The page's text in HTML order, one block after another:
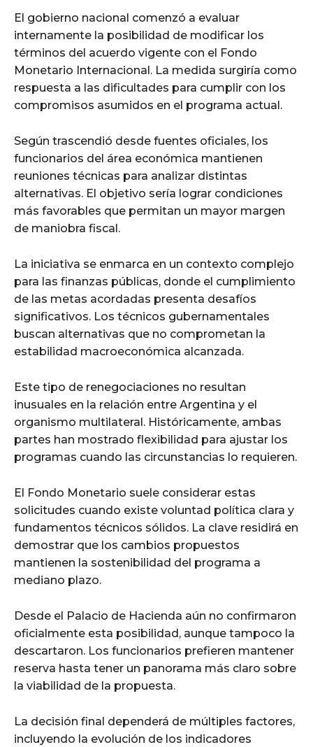
El gobierno nacional comenzó a evaluar
internamente la posibilidad de modificar los
términos del acuerdo vigente con el Fondo
Monetario Internacional. La medida surgiría como
respuesta a las dificultades para cumplir con los
compromisos asumidos en el programa actual.
Según trascendió desde fuentes oficiales, los
funcionarios del área económica mantienen
reuniones técnicas para analizar distintas
alternativas. El objetivo sería lograr condiciones
más favorables que permitan un mayor margen
de maniobra fiscal.
La iniciativa se enmarca en un contexto complejo
para las finanzas públicas, donde el cumplimiento
de las metas acordadas presenta desafíos
significativos. Los técnicos gubernamentales
buscan alternativas que no comprometan la
estabilidad macroeconómica alcanzada.
Este tipo de renegociaciones no resultan
inusuales en la relación entre Argentina y el
organismo multilateral. Históricamente, ambas
partes han mostrado flexibilidad para ajustar los
programas cuando las circunstancias lo requieren.
El Fondo Monetario suele considerar estas
solicitudes cuando existe voluntad política clara y
fundamentos técnicos sólidos. La clave residirá en
demostrar que los cambios propuestos
mantienen la sostenibilidad del programa a
mediano plazo.
Desde el Palacio de Hacienda aún no confirmaron
oficialmente esta posibilidad, aunque tampoco la
descartaron. Los funcionarios prefieren mantener
reserva hasta tener un panorama más claro sobre
la viabilidad de la propuesta.
La decisión final dependerá de múltiples factores,
incluyendo la evolución de los indicadores